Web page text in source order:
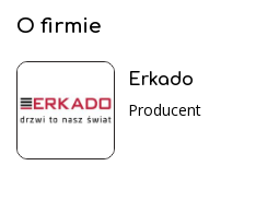
O firmie
Erkado
Producent